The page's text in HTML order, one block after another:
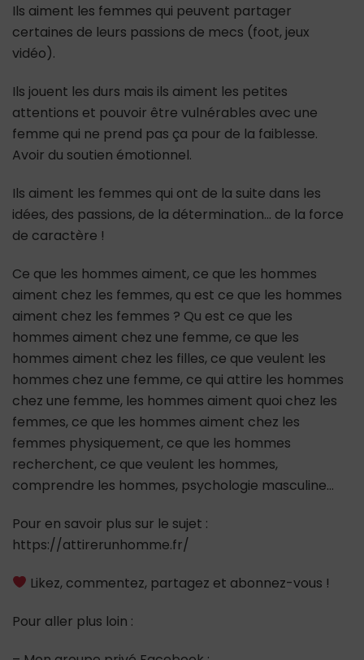
Ils aiment les femmes qui peuvent partager
certaines de leurs passions de mecs (foot, jeux
vidéo).
Ils jouent les durs mais ils aiment les petites
attentions et pouvoir être vulnérables avec une
femme qui ne prend pas ça pour de la faiblesse.
Avoir du soutien émotionnel.
Ils aiment les femmes qui ont de la suite dans les
idées, des passions, de la détermination… de la force
de caractère !
Ce que les hommes aiment, ce que les hommes
aiment chez les femmes, qu est ce que les hommes
aiment chez les femmes ? Qu est ce que les
hommes aiment chez une femme, ce que les
hommes aiment chez les filles, ce que veulent les
hommes chez une femme, ce qui attire les hommes
chez une femme, les hommes aiment quoi chez les
femmes, ce que les hommes aiment chez les
femmes physiquement, ce que les hommes
recherchent, ce que veulent les hommes,
comprendre les hommes, psychologie masculine…
Pour en savoir plus sur le sujet :
https://attirerunhomme.fr/
Likez, commentez, partagez et abonnez-vous !
Pour aller plus loin :